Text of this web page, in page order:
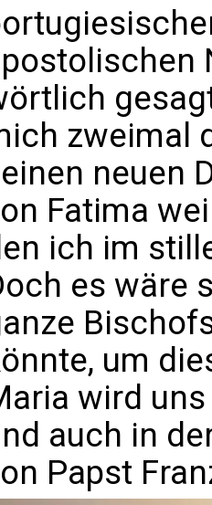
zweimal
neuen
Fatima
ich im
es wäre
um
wird
auch in
Papst